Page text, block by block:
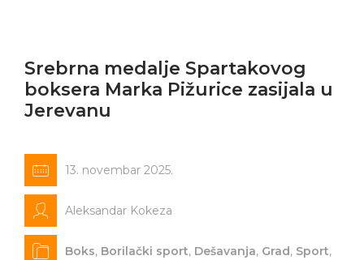
Srebrna medalje Spartakovog
boksera Marka Pižurice zasijala u
Jerevanu
13. novembar 2025.
Aleksandar Kokeza
Boks, Borilački sport, Dešavanja, Grad, Sport,